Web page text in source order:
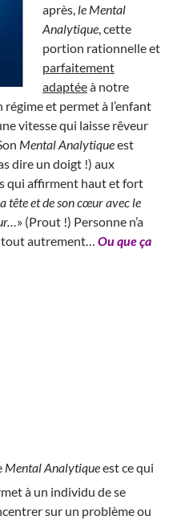
après, le Mental
Analytique , cette
portion rationnelle et
parfaitement
adaptéeà notre
et permet à l’enfant
vitesse qui laisse rêveur
Mental Analytiqueest
dire un doigt !) aux
qui affirment haut et fort
tête et de son cœur avec le
» (Prout !) Personne n’a
tout autrement… Ou que ça
Mental Analytiqueest ce qui
à un individu de se
sur un problème ou